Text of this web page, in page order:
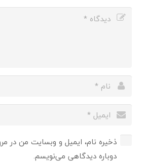
ذخیره نام، ایمیل و وبسایت من در
دوباره دیدگاهی می‌نویسم.